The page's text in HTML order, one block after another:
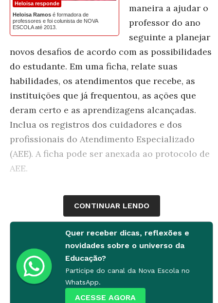
Heloisa responde
Heloisa Ramos é formadora de
professores e foi colunista de NOVA
ESCOLA até 2013.
maneira a ajudar o
professor do ano
seguinte a planejar
novos desafios de acordo com as possibilidades
do estudante. Em uma ficha, relate suas
habilidades, os atendimentos que recebe, as
instituições que já frequentou, as ações que
deram certo e as aprendizagens alcançadas.
Inclua os registros dos cuidadores e dos
profissionais do Atendimento Especializado
(AEE). A ficha pode ser anexada ao protocolo de
AEE.
CONTINUAR LENDO
Quer receber dicas, reflexões e
novidades sobre o universo da
Educação?
Participe do canal da Nova Escola no
WhatsApp.
ACESSE AGORA